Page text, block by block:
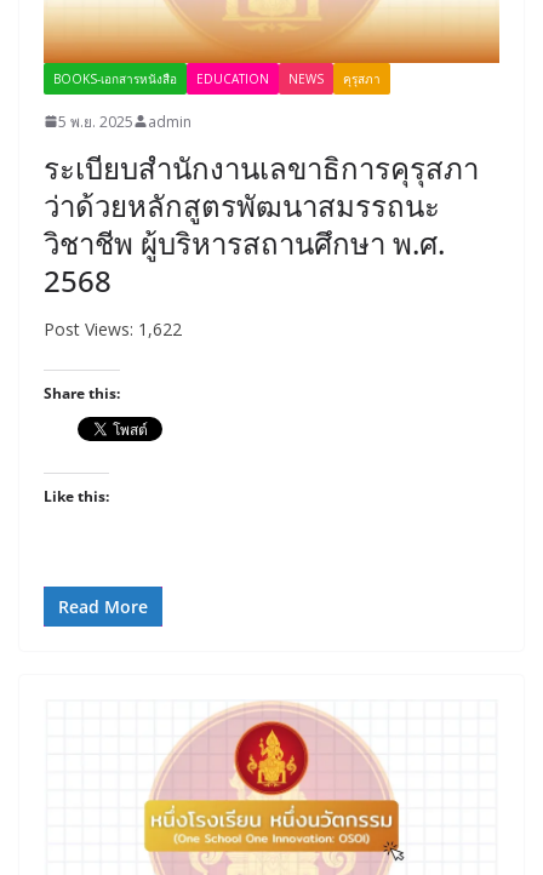
BOOKS-เอกสารหนังสือ EDUCATION NEWS คุรุสภา
5 พ.ย. 2025 admin
ระเบียบสำนักงานเลขาธิการคุรุสภา
ว่าด้วยหลักสูตรพัฒนาสมรรถนะ
วิชาชีพ ผู้บริหารสถานศึกษา พ.ศ.
2568
Post Views: 1,622
Share this:
Like this:
Read More